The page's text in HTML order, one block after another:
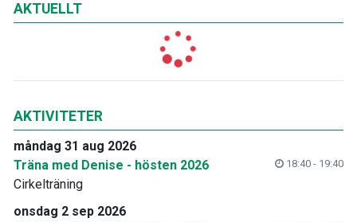
AKTUELLT
AKTIVITETER
måndag 31 aug 2026
Träna med Denise - hösten 2026
18:40 - 19:40
Cirkelträning
onsdag 2 sep 2026